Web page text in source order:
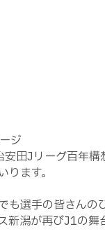
ジ
田Jリーグ百年
ます。
も選手の皆さん
潟が再びJ1の